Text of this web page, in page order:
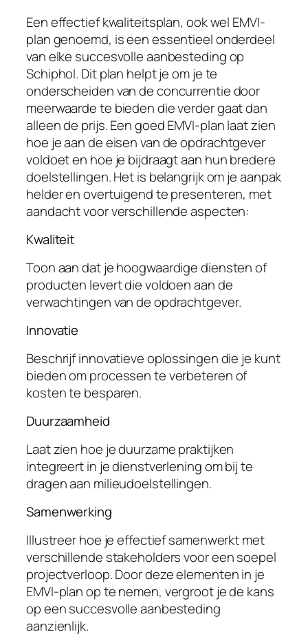
Een effectief kwaliteitsplan, ook wel EMVI-
plan genoemd, is een essentieel onderdeel
van elke succesvolle aanbesteding op
Schiphol. Dit plan helpt je om je te
onderscheiden van de concurrentie door
meerwaarde te bieden die verder gaat dan
alleen de prijs. Een goed EMVI-plan laat zien
hoe je aan de eisen van de opdrachtgever
voldoet en hoe je bijdraagt aan hun bredere
doelstellingen. Het is belangrijk om je aanpak
helder en overtuigend te presenteren, met
aandacht voor verschillende aspecten:
Kwaliteit
Toon aan dat je hoogwaardige diensten of
producten levert die voldoen aan de
verwachtingen van de opdrachtgever.
Innovatie
Beschrijf innovatieve oplossingen die je kunt
bieden om processen te verbeteren of
kosten te besparen.
Duurzaamheid
Laat zien hoe je duurzame praktijken
integreert in je dienstverlening om bij te
dragen aan milieudoelstellingen.
Samenwerking
Illustreer hoe je effectief samenwerkt met
verschillende stakeholders voor een soepel
projectverloop. Door deze elementen in je
EMVI-plan op te nemen, vergroot je de kans
op een succesvolle aanbesteding
aanzienlijk.